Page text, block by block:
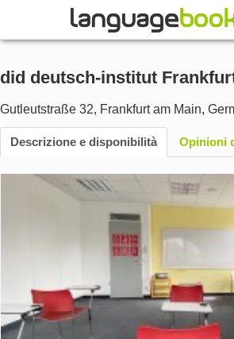
Contattaci
SFOGLIARE
Lingua
did deutsch-institut
Gutleutstraße 32, Frankfurt am Main,
Descrizione e disponibilità Opinioni